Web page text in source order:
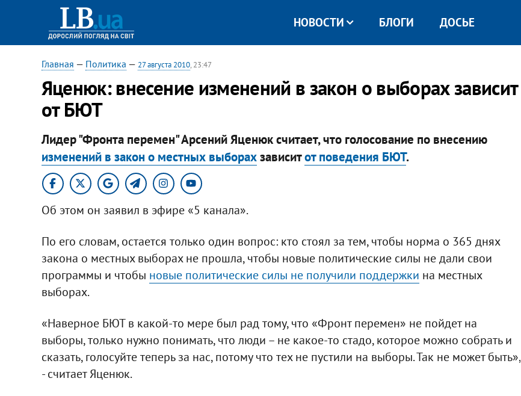
НОВОСТИ БЛОГИ ДОСЬЕ
Главная — Политика — 27 августа 2010, 23:47
Яценюк: внесение изменений в закон о выборах зависит
от БЮТ
Лидер "Фронта перемен" Арсений Яценюк считает, что голосование по внесению
изменений в закон о местных выборахзависитот поведения БЮТ.
Об этом он заявил в эфире «5 канала».
По его словам, остается только один вопрос: кто стоял за тем, чтобы норма о 365 днях
закона о местных выборах не прошла, чтобы новые политические силы не дали свои
программы и чтобы новые политические силы не получили поддержки на местных
выборах.
«Наверное БЮТ в какой-то мере был рад тому, что «Фронт перемен» не пойдет на
выборы, только нужно понимать, что люди – не какое-то стадо, которое можно собрать и
сказать, голосуйте теперь за нас, потому что тех не пустили на выборы. Так не может быть»,
- считает Яценюк.